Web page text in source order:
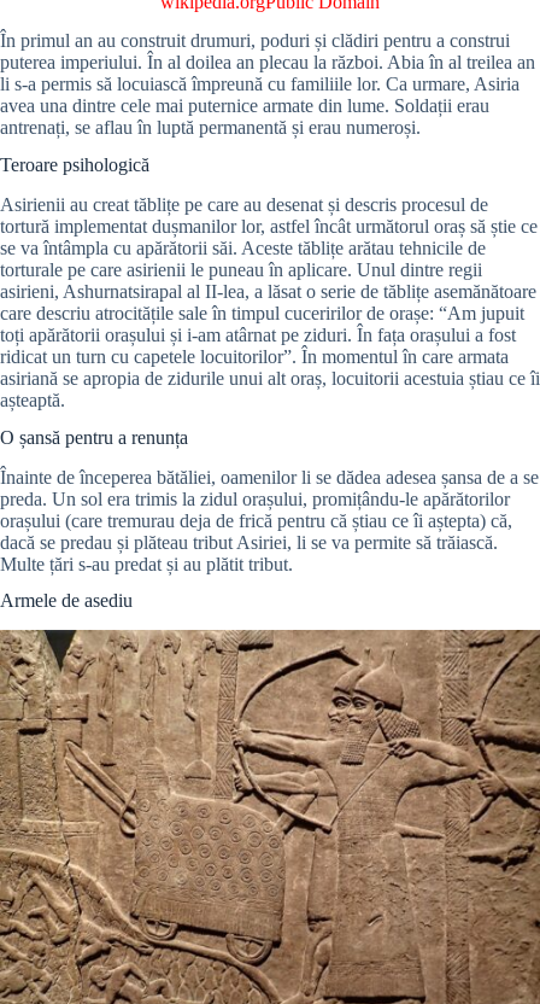
În primul an au construit drumuri, poduri și clădiri pentru a construi
puterea imperiului. În al doilea an plecau la război. Abia în al treilea an
li s-a permis să locuiască împreună cu familiile lor. Ca urmare, Asiria
avea una dintre cele mai puternice armate din lume. Soldații erau
antrenați, se aflau în luptă permanentă și erau numeroși.
Teroare psihologică
Asirienii au creat tăblițe pe care au desenat și descris procesul de
tortură implementat dușmanilor lor, astfel încât următorul oraș să știe ce
se va întâmpla cu apărătorii săi. Aceste tăblițe arătau tehnicile de
torturale pe care asirienii le puneau în aplicare. Unul dintre regii
asirieni, Ashurnatsirapal al II-lea, a lăsat o serie de tăblițe asemănătoare
care descriu atrocitățile sale în timpul cuceririlor de orașe: “Am jupuit
toți apărătorii orașului și i-am atârnat pe ziduri. În fața orașului a fost
ridicat un turn cu capetele locuitorilor”. În momentul în care armata
asiriană se apropia de zidurile unui alt oraș, locuitorii acestuia știau ce îi
așteaptă.
O șansă pentru a renunța
Înainte de începerea bătăliei, oamenilor li se dădea adesea șansa de a se
preda. Un sol era trimis la zidul orașului, promițându-le apărătorilor
orașului (care tremurau deja de frică pentru că știau ce îi aștepta) că,
dacă se predau și plăteau tribut Asiriei, li se va permite să trăiască.
Multe țări s-au predat și au plătit tribut.
Armele de asediu